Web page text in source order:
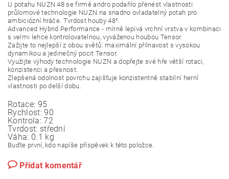
U potahu NUZN 48 se firmě andro podařilo přenést vlastnosti
průlomové technologie NUZN na snadno ovladatelný potah pro
ambiciózní hráče. Tvrdost houby 48°.
Advanced Hybrid Performance - mírně lepivá vrchní vrstva v kombinaci
s velmi lehce kontrolovatelnou, vyváženou houbou Tensor.
Zažijte to nejlepší z obou světů: maximální přilnavost s vysokou
dynamikou a jedinečný pocit Tensor.
Využijte výhody technologie NUZN a dopřejte své hře větší rotaci,
konzistenci a přesnost.
Zlepšená odolnost povrchu zajišťuje konzistentně stabilní herní
vlastnosti po delší dobu.
Rotace: 95
Rychlost: 90
Kontrola: 72
Tvrdost: střední
Váha: 0.1 kg
Buďte první, kdo napíše příspěvek k této položce.
Přidat komentář